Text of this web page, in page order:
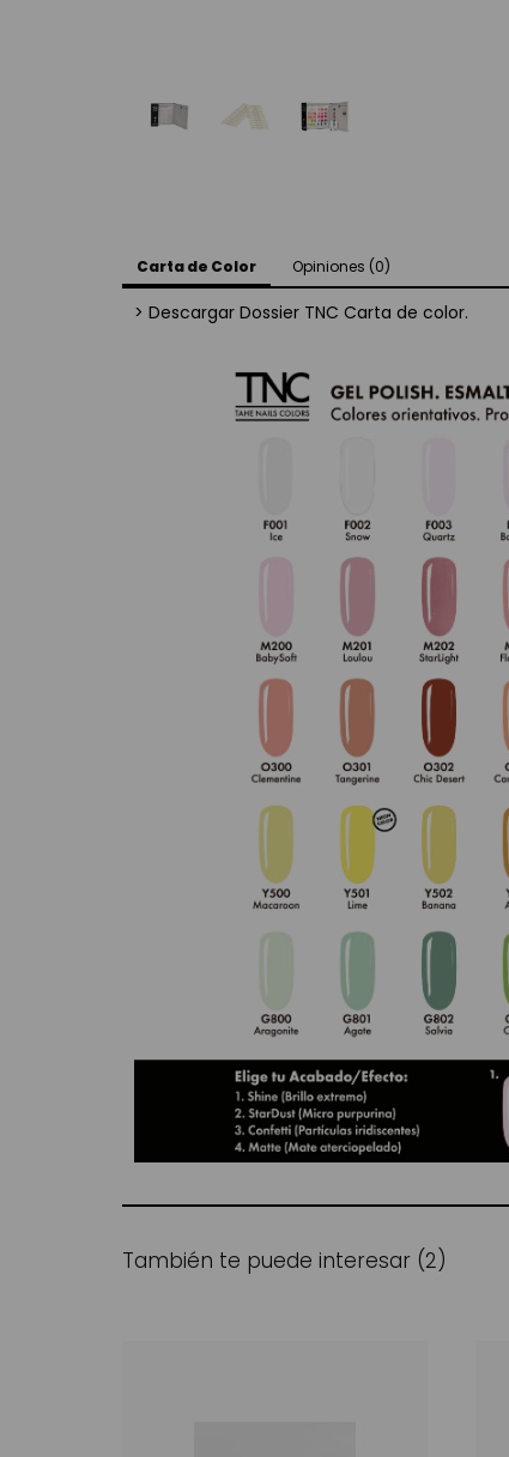
Carta de Color Opiniones (0)
> Descargar Dossier TNC Carta de color.
También te puede interesar (2)